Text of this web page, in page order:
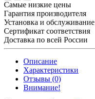
Самые низкие цены
Гарантия производителя
Установка и обслуживание
Сертификат соответствия
Доставка по всей России
Описание
Характеристики
Отзывы (0)
Внимание!